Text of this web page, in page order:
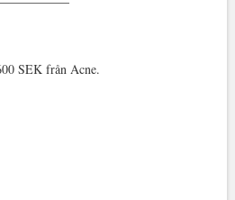
SEK från Acne.